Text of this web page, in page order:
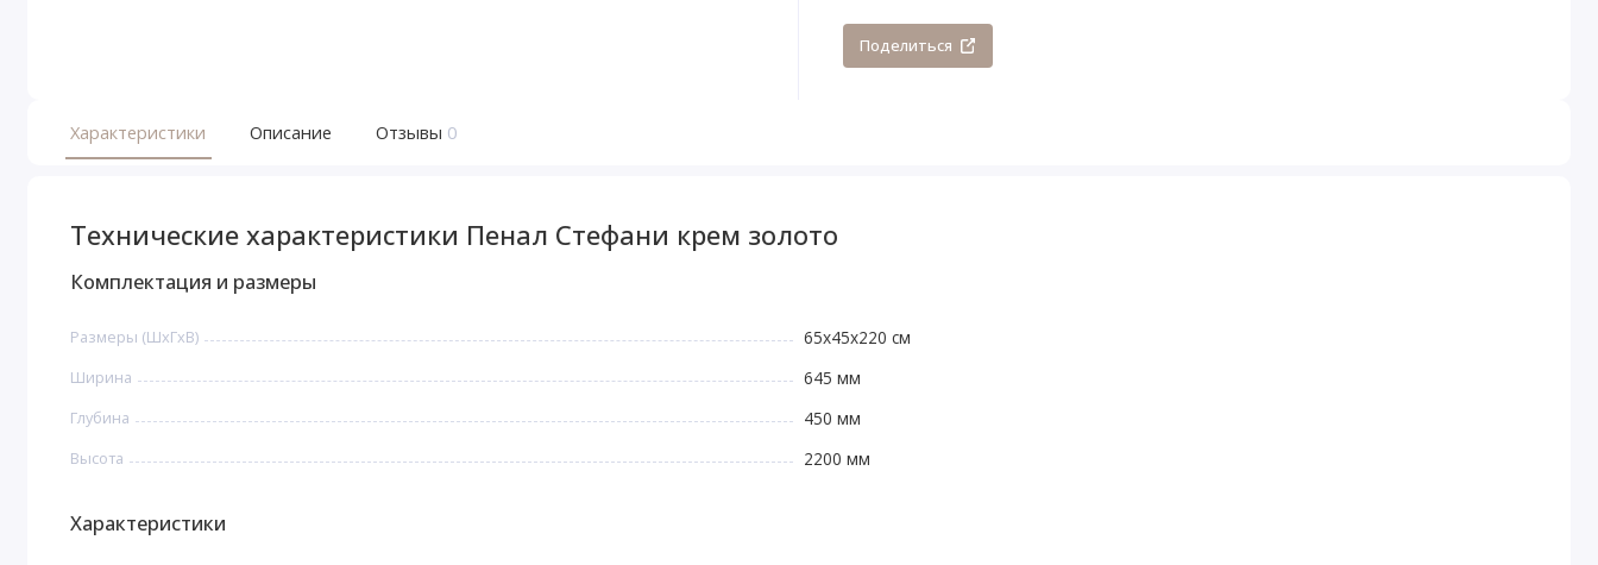
Поделиться
Характеристики Описание Отзывы 0
Технические характеристики Пенал Стефани крем золото
Комплектация и размеры
Размеры (ШхГхВ) 65х45х220 см
Ширина 645 мм
Глубина 450 мм
Высота 2200 мм
Характеристики